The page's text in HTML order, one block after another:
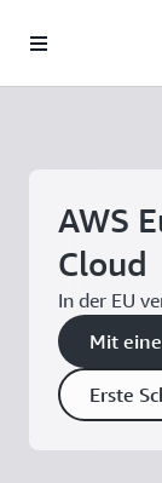
AWS
Cloud
In der EU
Mit
Erste